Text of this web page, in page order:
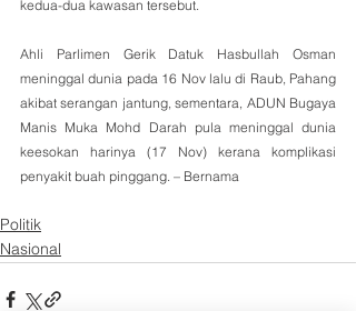
kedua-dua kawasan tersebut.
Ahli Parlimen Gerik Datuk Hasbullah Osman
meninggal dunia pada 16 Nov lalu di Raub, Pahang
akibat serangan jantung, sementara, ADUN Bugaya
Manis Muka Mohd Darah pula meninggal dunia
keesokan harinya (17 Nov) kerana komplikasi
penyakit buah pinggang. – Bernama
Politik
Nasional